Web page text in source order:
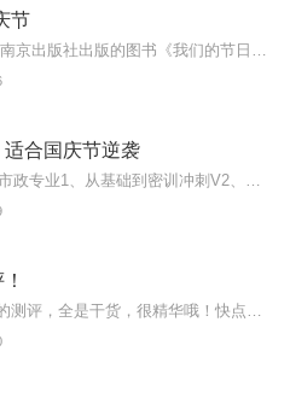
节
合国庆节逆袭